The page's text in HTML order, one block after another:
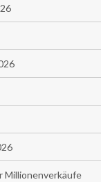
Millionenverkäufe